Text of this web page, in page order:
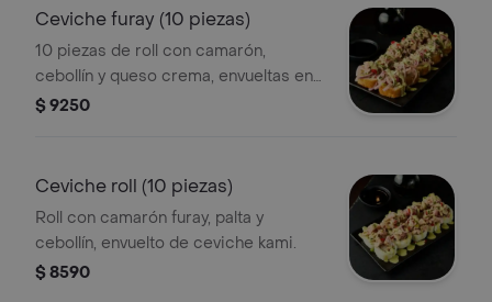
Ceviche furay (10 piezas)
10 piezas de roll con camarón,
cebollín y queso crema, envueltas en
panko y cubiertas con ceviche.
$ 9250
Ceviche roll (10 piezas)
Roll con camarón furay, palta y
cebollín, envuelto de ceviche kami.
$ 8590